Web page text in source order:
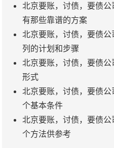
北京要账，讨债，要债
有那些靠谱的方案
北京要账，讨债，要债
列的计划和步骤
北京要账，讨债，要债
形式
北京要账，讨债，要债
个基本条件
北京要账，讨债，要债
个方法供参考